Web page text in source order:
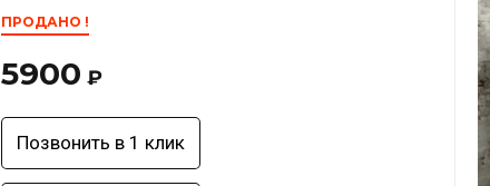
ПРОДАНО !
5900 ₽
Позвонить в 1 клик